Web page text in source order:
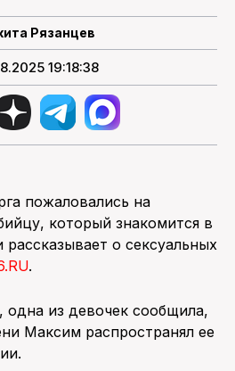
Рязанцев
19:18:38
пожаловались на
который знакомится в
о сексуальных
.
из девочек сообщила,
Максим распространял ее